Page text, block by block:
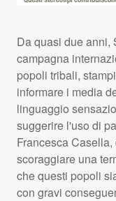
Da quasi due anni,
campagna
popoli tribali,
informare i media
linguaggio
suggerire l'uso di
Francesca
scoraggiare una
che questi popoli
con gravi